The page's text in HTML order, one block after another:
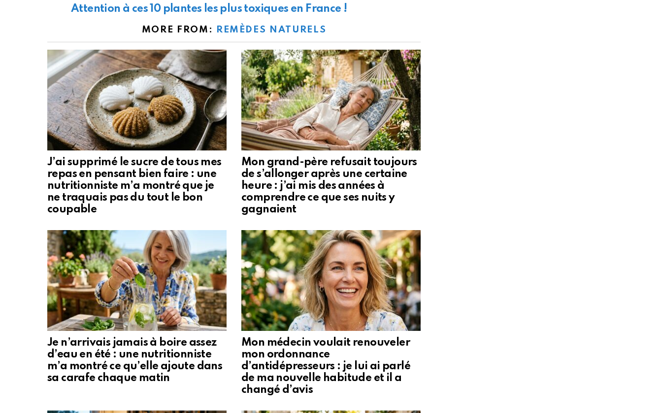
Attention à ces 10 plantes les plus toxiques en France !
MORE FROM: REMÈDES NATURELS
J’ai supprimé le sucre de tous mes
repas en pensant bien faire : une
nutritionniste m’a montré que je
ne traquais pas du tout le bon
coupable
Mon grand-père refusait toujours
de s’allonger après une certaine
heure : j’ai mis des années à
comprendre ce que ses nuits y
gagnaient
Je n’arrivais jamais à boire assez
d’eau en été : une nutritionniste
m’a montré ce qu’elle ajoute dans
sa carafe chaque matin
Mon médecin voulait renouveler
mon ordonnance
d’antidépresseurs : je lui ai parlé
de ma nouvelle habitude et il a
changé d’avis